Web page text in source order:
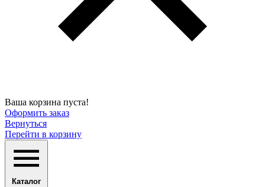
Ваша корзина пуста!
Оформить заказ
Вернуться
Перейти в корзину
Каталог